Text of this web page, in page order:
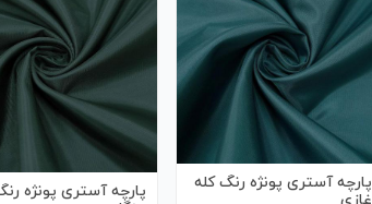
پارچه آستری پونژه رنگ کله
غازی
پارچه آستری پونژه